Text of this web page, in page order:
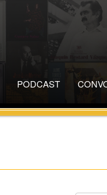
PODCAST